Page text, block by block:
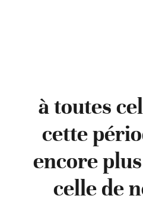
à toutes
cette
encore
celle de